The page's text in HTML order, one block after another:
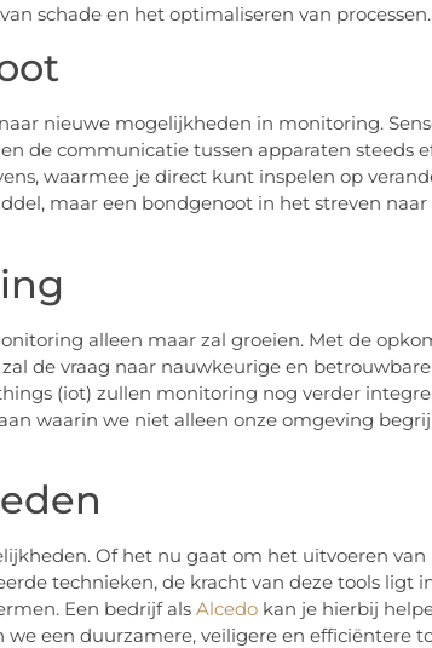
schade en het optimaliseren van processen.
nieuwe mogelijkheden in monitoring.
de communicatie tussen apparaten steeds
waarmee je direct kunt inspelen op
maar een bondgenoot in het streven naar
alleen maar zal groeien. Met de
de vraag naar nauwkeurige en
(iot) zullen monitoring nog verder
waarin we niet alleen onze omgeving
Of het nu gaat om het uitvoeren van
technieken, de kracht van deze tools ligt
Een bedrijf als Alcedo kan je hierbij
een duurzamere, veiligere en efficiëntere